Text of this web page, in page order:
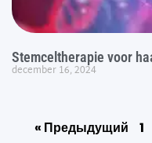
Stemceltherapie voor
december 16, 2024
« Предыдущий 1